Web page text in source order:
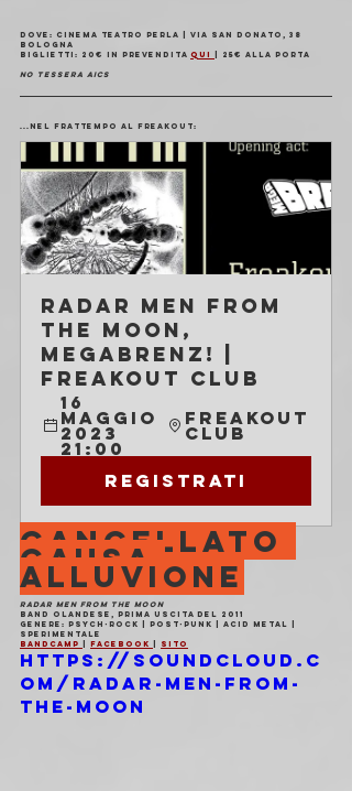
Dove : Cinema Teatro Perla | Via San Donato, 38
Bologna
Biglietti : 20€ in prevendita qui | 25€ alla porta
no tessera aics
...Nel frattempo al Freakout:
Radar Men from
the Moon,
MegaBrenz! |
Freakout Club
16
maggio
2023
21:00
Freakout
Club
Registrati
CANCELLATO
CAUSA
ALLUVIONE
RADAR MEN FROM THE MOON
Band olandese, prima uscita del 2011
Genere: psych-rock | post-punk | acid metal |
sperimentale
Bandcamp | Facebook | Sito
https://soundcloud.c
om/radar-men-from-
the-moon